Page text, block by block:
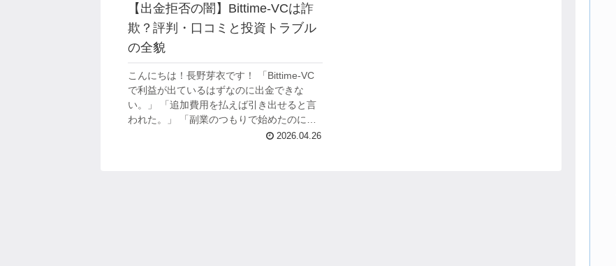
【出金拒否の闇】Bittime-VCは詐
欺？評判・口コミと投資トラブル
の全貌
こんにちは！長野芽衣です！ 「Bittime-VC
で利益が出ているはずなのに出金できな
い。」 「追加費用を払えば引き出せると言
われた。」 「副業のつもりで始めたのに、
気づけば大きなお金を入れていた。」 この
2026.04.26